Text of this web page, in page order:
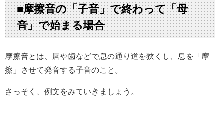
■摩擦音の「子音」で終わって「母
音」で始まる場合
摩擦音とは、唇や歯などで息の通り道を狭くし、息を「摩
擦」させて発音する子音のこと。
さっそく、例文をみていきましょう。